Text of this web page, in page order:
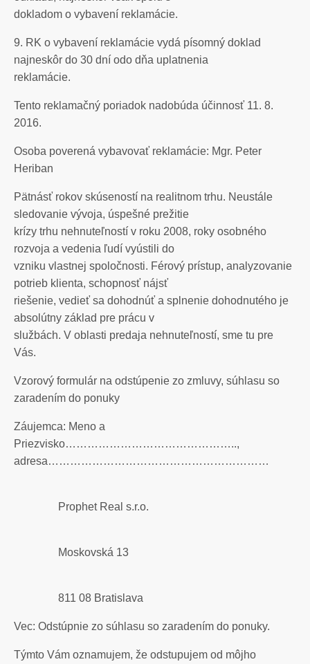
dokladom o vybavení reklamácie.
9. RK o vybavení reklamácie vydá písomný doklad
najneskôr do 30 dní odo dňa uplatnenia
reklamácie.
Tento reklamačný poriadok nadobúda účinnosť 11. 8.
2016.
Osoba poverená vybavovať reklamácie: Mgr. Peter
Heriban
Pätnásť rokov skúseností na realitnom trhu. Neustále
sledovanie vývoja, úspešné prežitie
krízy trhu nehnuteľností v roku 2008, roky osobného
rozvoja a vedenia ľudí vyústili do
vzniku vlastnej spoločnosti. Férový prístup, analyzovanie
potrieb klienta, schopnosť nájsť
riešenie, vedieť sa dohodnúť a splnenie dohodnutého je
absolútny základ pre prácu v
službách. V oblasti predaja nehnuteľností, sme tu pre
Vás.
Vzorový formulár na odstúpenie zo zmluvy, súhlasu so
zaradením do ponuky
Záujemca: Meno a
Priezvisko………………………………………..,
adresa……………………………………………………
Prophet Real s.r.o.
Moskovská 13
811 08 Bratislava
Vec: Odstúpnie zo súhlasu so zaradením do ponuky.
Týmto Vám oznamujem, že odstupujem od môjho